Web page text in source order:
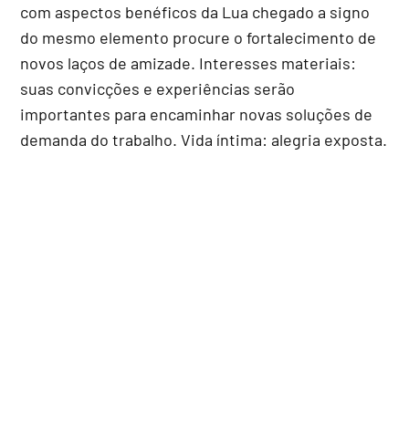
com aspectos benéficos da Lua chegado a signo
do mesmo elemento procure o fortalecimento de
novos laços de amizade. Interesses materiais:
suas convicções e experiências serão
importantes para encaminhar novas soluções de
demanda do trabalho. Vida íntima: alegria exposta.